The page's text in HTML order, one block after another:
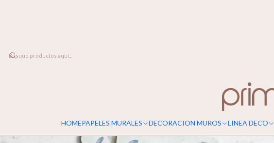
HOMEPAPELES MURALES DECORACION MUROS LINEA DECO